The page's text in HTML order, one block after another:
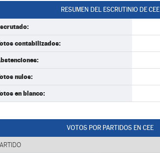
RESUMEN DEL ESCRUTINIO DE CEE
contabilizados:
nulos:
en blanco:
VOTOS POR PARTIDOS EN CEE